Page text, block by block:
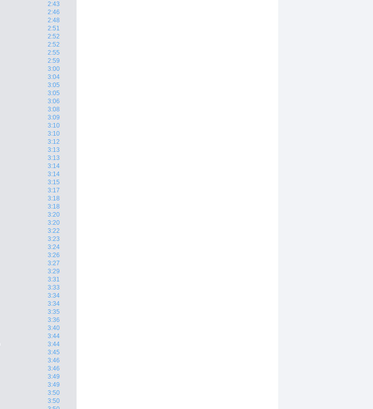
2:43
2:46
2:48
2:51
2:52
2:52
2:55
2:59
3:00
3:04
3:05
3:05
3:06
3:08
3:09
3:10
3:10
3:12
3:13
3:13
3:14
3:14
3:15
3:17
3:18
3:18
3:20
3:20
3:22
3:23
3:24
3:26
3:27
3:29
3:31
3:33
3:34
3:34
3:35
3:36
3:40
3:44
3:44
3:45
3:46
3:46
3:49
3:49
3:50
3:50